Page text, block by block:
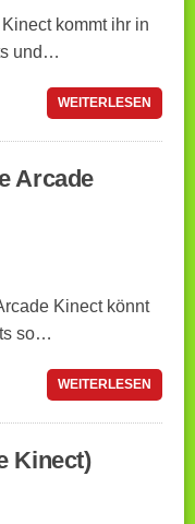
Kinect kommt ihr in
und…
WEITERLESEN
Arcade
Kinect könnt
so…
WEITERLESEN
Kinect)